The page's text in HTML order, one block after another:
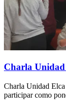
Charla Unidad
Charla Unidad Elca
participar como